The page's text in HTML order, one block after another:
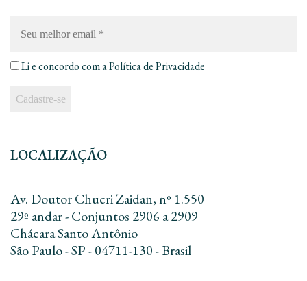
melhor
Li e concordo com aPolítica de Privacidade
LOCALIZAÇÃO
Av. Doutor Chucri Zaidan, nº 1.550
29º andar - Conjuntos 2906 a 2909
Chácara Santo Antônio
São Paulo - SP - 04711-130 - Brasil